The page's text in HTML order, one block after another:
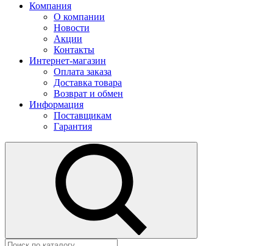
Компания
О компании
Новости
Акции
Контакты
Интернет-магазин
Оплата заказа
Доставка товара
Возврат и обмен
Информация
Поставщикам
Гарантия